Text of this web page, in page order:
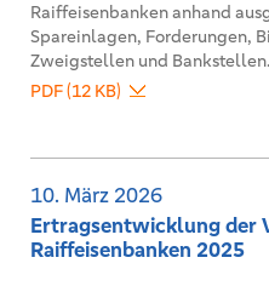
Raiffeisenbanken anhand
Spareinlagen, Forderungen,
Zweigstellen und Bankstellen.
PDF (12 KB)
10. März 2026
Ertragsentwicklung der
Raiffeisenbanken 2025